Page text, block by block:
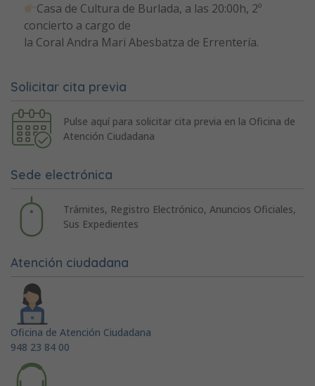
Casa de Cultura de Burlada, a las 20:00h, 2º
concierto a cargo de
la Coral Andra Mari Abesbatza de Errentería.
Solicitar cita previa
Pulse aquí para solicitar cita previa en la Oficina de
Atención Ciudadana
Sede electrónica
Trámites, Registro Electrónico, Anuncios Oficiales,
Sus Expedientes
Atención ciudadana
Oficina de Atención Ciudadana
948 23 84 00